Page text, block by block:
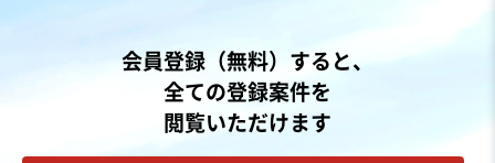
近畿地方
〜5名
会員登録（無料）すると、
全ての登録案件を
閲覧いただけます